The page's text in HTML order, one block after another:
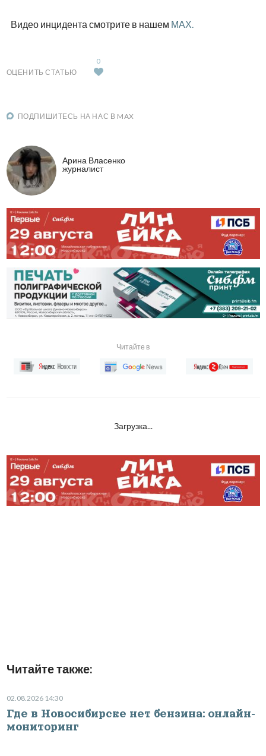
Видео инцидента смотрите в нашем МАХ.
ОЦЕНИТЬ СТАТЬЮ
0
ПОДПИШИТЕСЬ НА НАС В MAX
Арина Власенко
журналист
Читайте в
Загрузка...
Читайте также:
02.08.2026 14:30
Где в Новосибирске нет бензина: онлайн-
мониторинг